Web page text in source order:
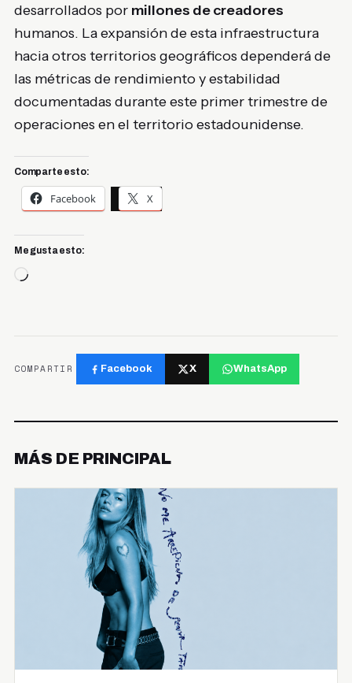
desarrollados por millones de creadores
humanos. La expansión de esta infraestructura
hacia otros territorios geográficos dependerá de
las métricas de rendimiento y estabilidad
documentadas durante este primer trimestre de
operaciones en el territorio estadounidense.
Comparte esto:
Facebook X
Me gusta esto:
Cargando...
COMPARTIR Facebook X WhatsApp
MÁS DE PRINCIPAL